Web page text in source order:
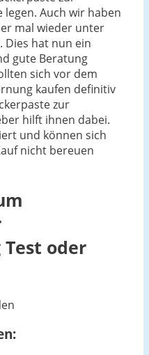
Auch wir haben
mal wieder unter
Dies hat nun ein
gute Beratung
sich vor dem
kaufen definitiv
zur
hilft ihnen dabei.
und können sich
nicht bereuen
Test oder